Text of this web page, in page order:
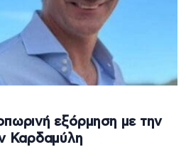
εξόρμηση με την
Καρδαμύλη